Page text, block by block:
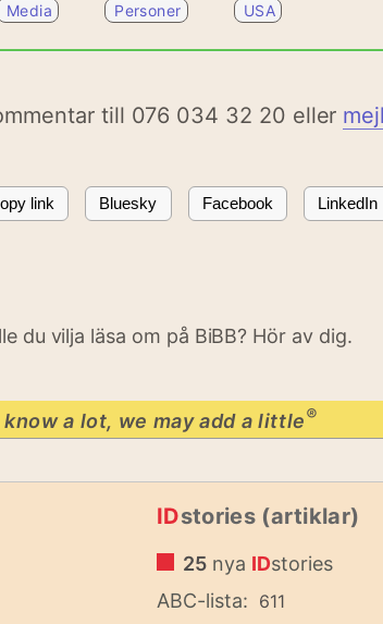
Media Personer USA
till 076 034 32 20 eller
link Bluesky Facebook LinkedIn
du vilja läsa om på BiBB? Hör av dig.
know a lot, we may add a little®
IDstories (artiklar)
25 nya IDstories
ABC-lista: 611